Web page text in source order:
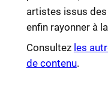
artistes issus
enfin rayonner à
Consultez les
de contenu.